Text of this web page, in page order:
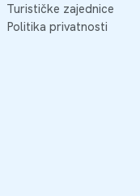
Turističke zajednice
Politika privatnosti